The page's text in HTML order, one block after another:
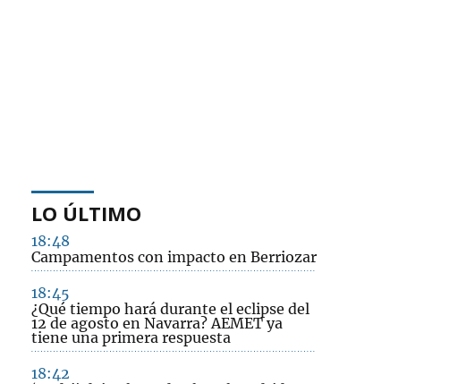
LO ÚLTIMO
18:48
Campamentos con impacto en Berriozar
18:45
¿Qué tiempo hará durante el eclipse del
12 de agosto en Navarra? AEMET ya
tiene una primera respuesta
18:42